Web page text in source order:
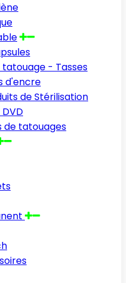
- Tasses
d'encre
de Stérilisation
de tatouages